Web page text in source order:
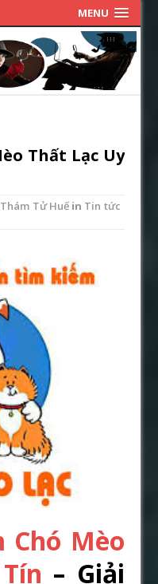
MENU
Thất Lạc Uy
Thám Tử Huếin Tin tức
Chó Mèo
– Giải